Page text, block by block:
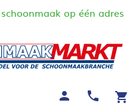
op één adres
shopping_cart
call
person